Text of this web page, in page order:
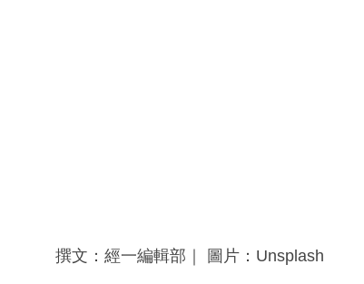
撰文：經一編輯部｜ 圖片：Unsplash